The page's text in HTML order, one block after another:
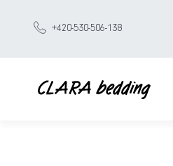
+420-530-506-138